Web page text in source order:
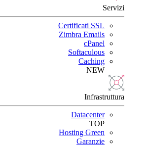
Servizi
Certificati SSL
Zimbra Emails
cPanel
Softaculous
Caching
NEW
Infrastruttura
Datacenter
TOP
Hosting Green
Garanzie